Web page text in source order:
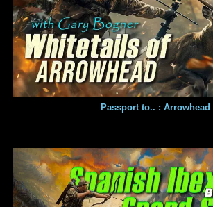
Passport to.. : Arrowhead